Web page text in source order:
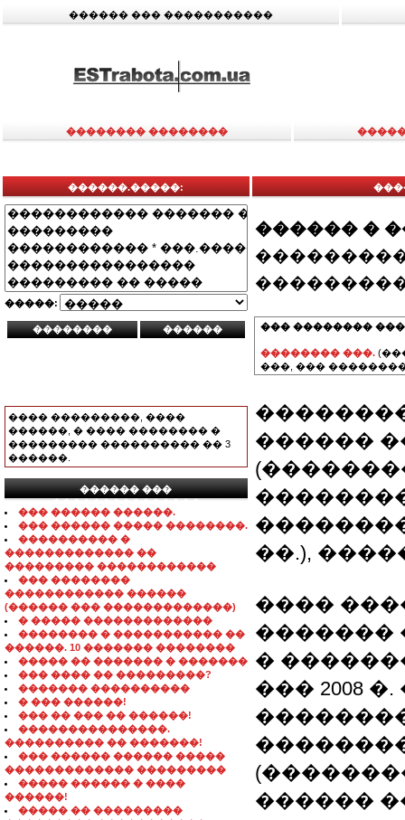
������ ��� �����������
�������� ��������
������.�����:
�����:
���� ���������, ����
������, � ���� �������� �
��������� ���������� �� 3
������.
������ ���
���������������
��� ������ ������.
��� ������ ����� ��������.
���������� �
������������� ��
��������� ������������
��� ��������
������������ ������
(������ ��� �������������)
� ����� �������������
�������� � ����������� ��
������. 10 ������� ��������
����� �� ������� � �������
��� ���� �� ���������?
������� ����������
� ��� ������!
��� �� ��� �� ������!
���������������.
���������� �� �������!
��� ������ ������ �����
������������� ���������
����� ������ � ����
������!
����� �� ���������
������ �
��� ��������
�������� ���.
���, ���
������
��.),
����
�������
�
��� 2008
������